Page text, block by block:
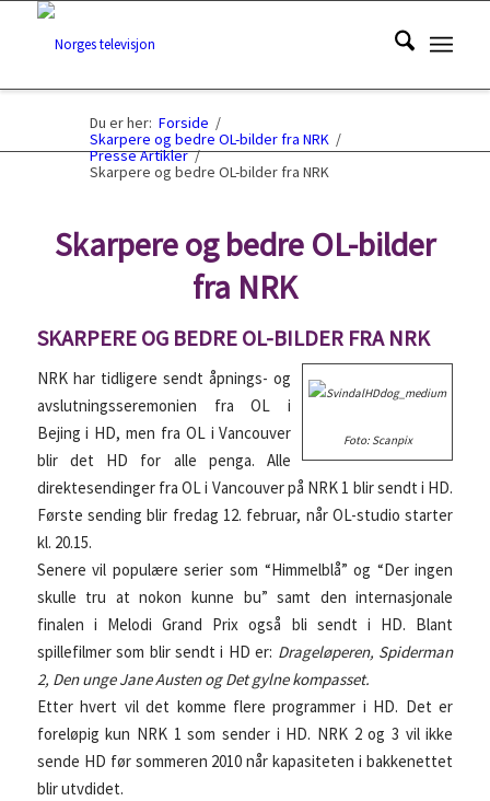
Du er her: Forside /
Skarpere og bedre OL-bilder fra NRK /
Presse Artikler /
Skarpere og bedre OL-bilder fra NRK
Skarpere og bedre OL-bilder
fra NRK
SKARPERE OG BEDRE OL-BILDER FRA NRK
Foto: Scanpix
NRK har tidligere sendt åpnings- og
avslutningsseremonien fra OL i
Bejing i HD, men fra OL i Vancouver
blir det HD for alle penga. Alle
direktesendinger fra OL i Vancouver på NRK 1 blir sendt i HD.
Første sending blir fredag 12. februar, når OL-studio starter
kl. 20.15.
Senere vil populære serier som “Himmelblå” og “Der ingen
skulle tru at nokon kunne bu” samt den internasjonale
finalen i Melodi Grand Prix også bli sendt i HD. Blant
spillefilmer som blir sendt i HD er: Drageløperen, Spiderman
2, Den unge Jane Austen og Det gylne kompasset.
Etter hvert vil det komme flere programmer i HD. Det er
foreløpig kun NRK 1 som sender i HD. NRK 2 og 3 vil ikke
sende HD før sommeren 2010 når kapasiteten i bakkenettet
blir utvdidet.